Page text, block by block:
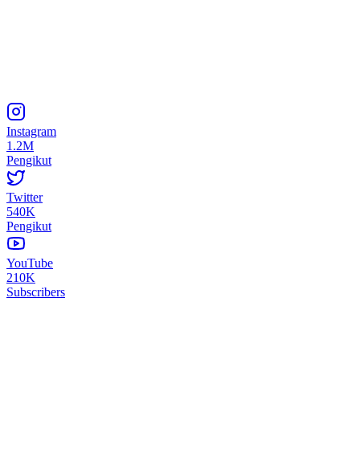
Instagram
1.2M
Pengikut
Twitter
540K
Pengikut
YouTube
210K
Subscribers